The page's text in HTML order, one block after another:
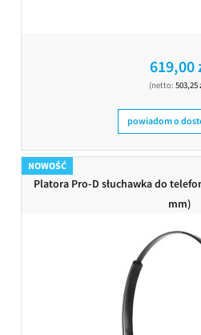
619,00
(netto: 503,25
powiadom o
Platora Pro-D słuchawka do
mm)
NOWOŚĆ